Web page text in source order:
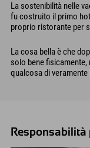
La sostenibilità nelle
fu costruito il primo
proprio ristorante per
La cosa bella è che
solo bene fisicamente,
qualcosa di